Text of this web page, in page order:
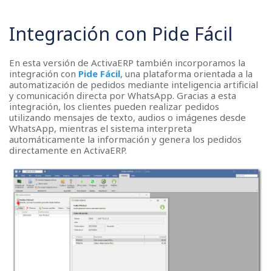
Integración con Pide Fácil
En esta versión de ActivaERP también incorporamos la
integración con Pide Fácil, una plataforma orientada a la
automatización de pedidos mediante inteligencia artificial
y comunicación directa por WhatsApp. Gracias a esta
integración, los clientes pueden realizar pedidos
utilizando mensajes de texto, audios o imágenes desde
WhatsApp, mientras el sistema interpreta
automáticamente la información y genera los pedidos
directamente en ActivaERP.